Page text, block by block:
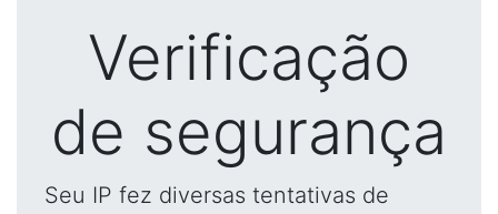
Verificação
de segurança
Seu IP fez diversas tentativas de